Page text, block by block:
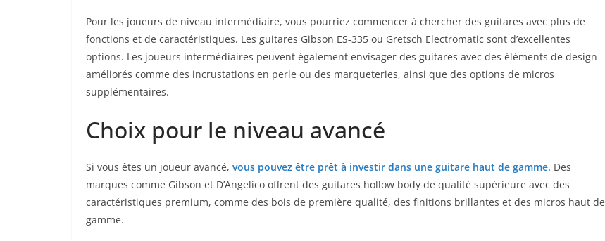
Pour les joueurs de niveau intermédiaire, vous pourriez commencer à chercher des guitares avec plus de⁢
fonctions et de caractéristiques. Les guitares Gibson ES-335 ou ⁤Gretsch Electromatic sont d’excellentes
options. Les joueurs ⁤intermédiaires peuvent‌ également envisager​ des⁣ guitares ⁣avec des éléments de design
améliorés​ comme‍ des incrustations en ‍perle ou des marqueteries, ainsi que des options de micros
supplémentaires.
Choix pour le niveau avancé
Si⁤ vous êtes un joueur ‌avancé, vous pouvez être prêt à investir dans une guitare haut de gamme. Des
‍marques comme Gibson et D’Angelico offrent des guitares⁣ hollow body de qualité supérieure avec des
caractéristiques⁢ premium, comme des bois de première qualité, des finitions brillantes⁣ et des micros haut de
gamme.